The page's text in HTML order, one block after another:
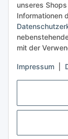
unseres
Informationen
mit der
Impressum